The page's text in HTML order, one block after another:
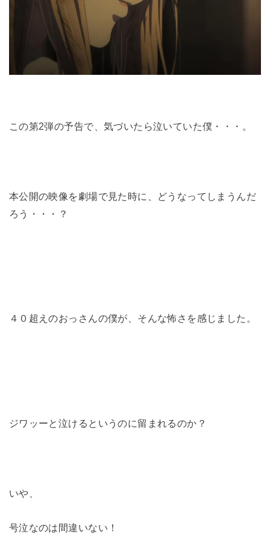
この第2弾の予告で、気づいたら泣いていた僕・・・。
本公開の映像を劇場で見た時に、どうなってしまうんだ
ろう・・・？
４０超えのおっさんの僕が、そんな怖さを感じました。
ジワッーと泣けるというのに留まれるのか？
いや、
号泣なのは間違いない！